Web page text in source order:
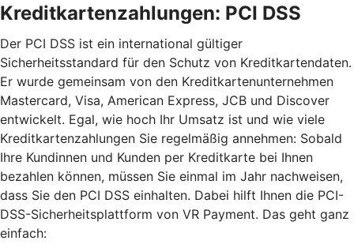
Kreditkartenzahlungen: PCI DSS
Der PCI DSS ist ein international gültiger
Sicherheitsstandard für den Schutz von Kreditkartendaten.
Er wurde gemeinsam von den Kreditkartenunternehmen
Mastercard, Visa, American Express, JCB und Discover
entwickelt. Egal, wie hoch Ihr Umsatz ist und wie viele
Kreditkartenzahlungen Sie regelmäßig annehmen: Sobald
Ihre Kundinnen und Kunden per Kreditkarte bei Ihnen
bezahlen können, müssen Sie einmal im Jahr nachweisen,
dass Sie den PCI DSS einhalten. Dabei hilft Ihnen die PCI-
DSS-Sicherheitsplattform von VR Payment. Das geht ganz
einfach: